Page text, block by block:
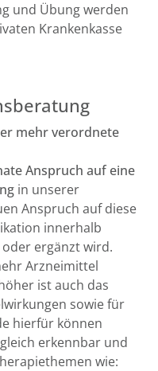
und Übung werden
Krankenkasse
mehr verordnete
Anspruch auf eine
in unserer
Anspruch auf diese
innerhalb
ergänzt wird.
Arzneimittel
ist auch das
sowie für
hierfür können
erkennbar und
wie: